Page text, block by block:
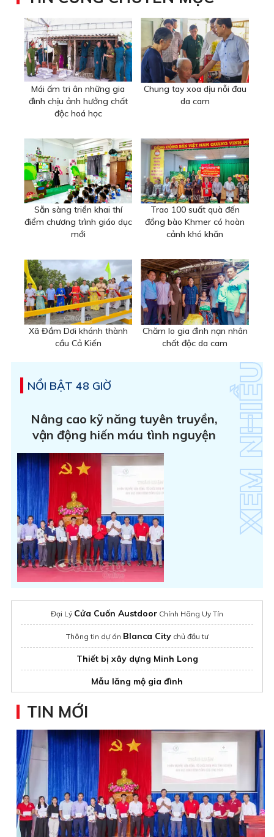
Mái ấm tri ân những gia
đình chịu ảnh hưởng chất
độc hoá học
Chung tay xoa dịu nỗi đau
da cam
Sẵn sàng triển khai thí
điểm chương trình giáo dục
mới
Trao 100 suất quà đến
đồng bào Khmer có hoàn
cảnh khó khăn
Xã Đầm Dơi khánh thành
cầu Cả Kiến
Chăm lo gia đình nạn nhân
chất độc da cam
NỔI BẬT 48 GIỜ
Nâng cao kỹ năng tuyên truyền,
vận động hiến máu tình nguyện
Đại Lý Cửa Cuốn Austdoor Chính Hãng Uy Tín
Thông tin dự án Blanca Citychủ đầu tư
Thiết bị xây dựng Minh Long
Mẫu lăng mộ gia đình
Dự án Nhà ở xã hội
AK Tower
TIN MỚI